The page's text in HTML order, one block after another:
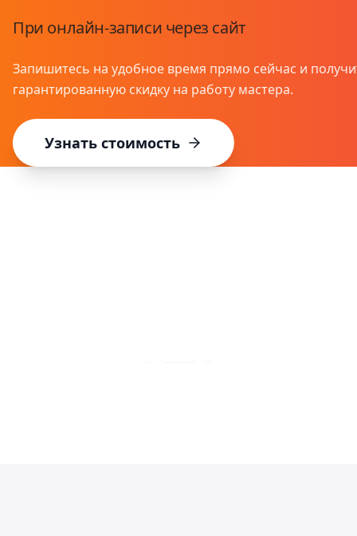
При онлайн-записи через сайт
Запишитесь на удобное время прямо сейчас и
гарантированную скидку на работу мастера.
Узнать стоимость